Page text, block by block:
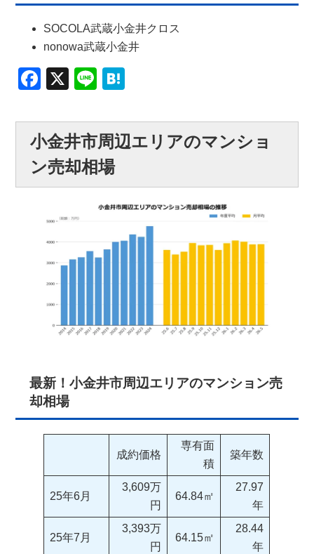
SOCOLA武蔵小金井クロス
nonowa武蔵小金井
Facebook
X Line
小金井市周辺エリアのマンショ
ン売却相場
最新！小金井市周辺エリアのマンション売
却相場
成約価格
専有面
積
築年数
25年6月
3,609万
円
64.84㎡
27.97
年
25年7月
3,393万
円
64.15㎡
28.44
年